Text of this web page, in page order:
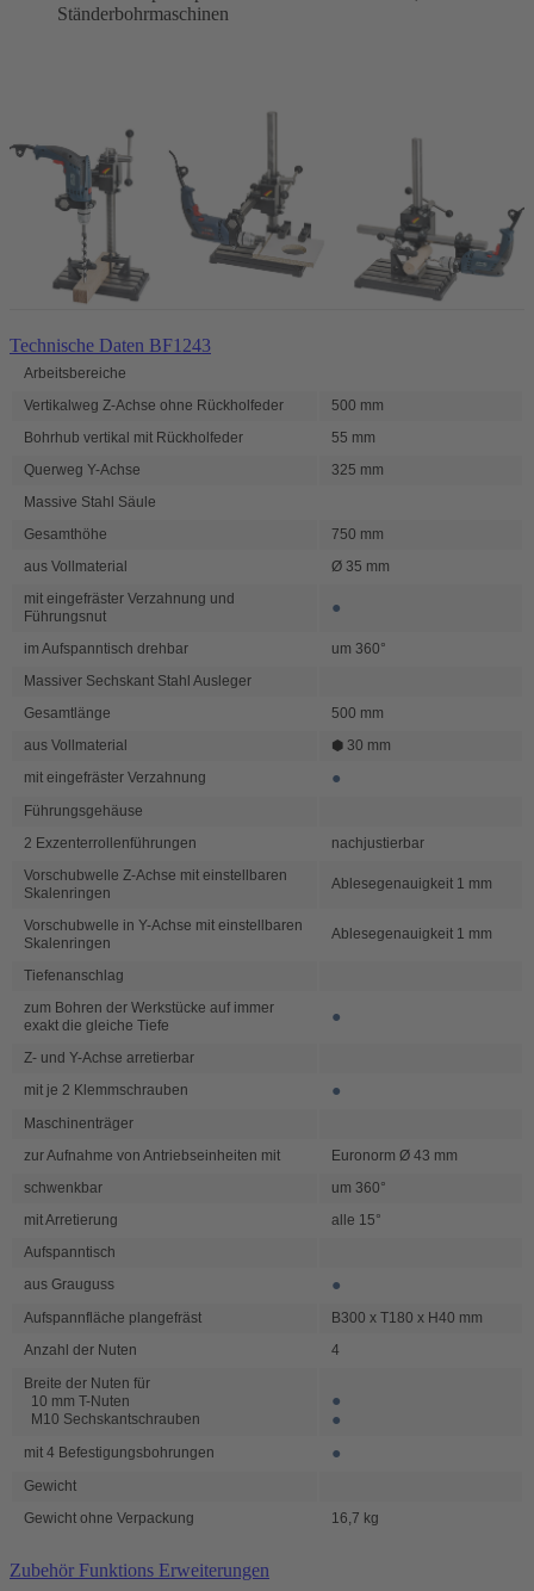
Ständerbohrmaschinen
Technische Daten BF1243
Arbeitsbereiche
Vertikalweg Z-Achse ohne Rückholfeder
500 mm
Bohrhub vertikal mit Rückholfeder
55 mm
Querweg Y-Achse
325 mm
Massive Stahl Säule
Gesamthöhe
750 mm
aus Vollmaterial
Ø 35 mm
mit eingefräster Verzahnung und
Führungsnut
●
im Aufspanntisch drehbar
um 360°
Massiver Sechskant Stahl Ausleger
Gesamtlänge
500 mm
aus Vollmaterial
⬢ 30 mm
mit eingefräster Verzahnung
●
Führungsgehäuse
2 Exzenterrollenführungen
nachjustierbar
Vorschubwelle Z-Achse mit einstellbaren
Skalenringen
Ablesegenauigkeit 1 mm
Vorschubwelle in Y-Achse mit einstellbaren
Skalenringen
Ablesegenauigkeit 1 mm
Tiefenanschlag
zum Bohren der Werkstücke auf immer
exakt die gleiche Tiefe
●
Z- und Y-Achse arretierbar
mit je 2 Klemmschrauben
●
Maschinenträger
zur Aufnahme von Antriebseinheiten mit
Euronorm Ø 43 mm
schwenkbar
um 360°
mit Arretierung
alle 15°
Aufspanntisch
aus Grauguss
●
Aufspannfläche plangefräst
B300 x T180 x H40 mm
Anzahl der Nuten
4
Breite der Nuten für
10 mm T-Nuten
M10 Sechskantschrauben
●
●
mit 4 Befestigungsbohrungen ●
Gewicht
Gewicht ohne Verpackung
16,7 kg
Zubehör Funktions Erweiterungen